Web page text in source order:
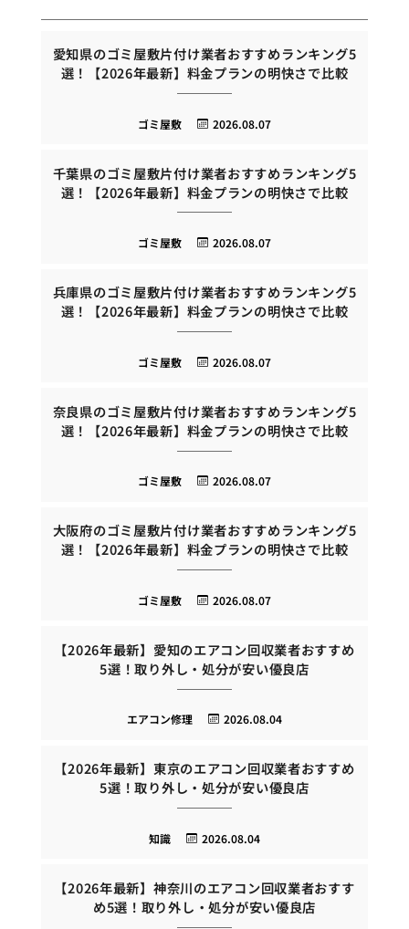
愛知県のゴミ屋敷片付け業者おすすめランキング5
選！【2026年最新】料金プランの明快さで比較
2026.08.07
ゴミ屋敷
千葉県のゴミ屋敷片付け業者おすすめランキング5
選！【2026年最新】料金プランの明快さで比較
2026.08.07
ゴミ屋敷
兵庫県のゴミ屋敷片付け業者おすすめランキング5
選！【2026年最新】料金プランの明快さで比較
2026.08.07
ゴミ屋敷
奈良県のゴミ屋敷片付け業者おすすめランキング5
選！【2026年最新】料金プランの明快さで比較
2026.08.07
ゴミ屋敷
大阪府のゴミ屋敷片付け業者おすすめランキング5
選！【2026年最新】料金プランの明快さで比較
2026.08.07
ゴミ屋敷
【2026年最新】愛知のエアコン回収業者おすすめ
5選！取り外し・処分が安い優良店
2026.08.04
エアコン修理
【2026年最新】東京のエアコン回収業者おすすめ
5選！取り外し・処分が安い優良店
2026.08.04
知識
【2026年最新】神奈川のエアコン回収業者おすす
め5選！取り外し・処分が安い優良店